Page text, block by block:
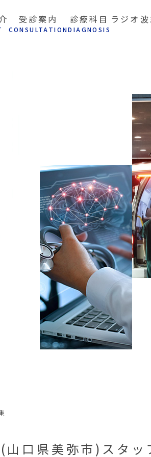
受診案内
CONSULTATION
診療科目
D IAGNOSIS
ラジオ
山口県美弥市)スタッ